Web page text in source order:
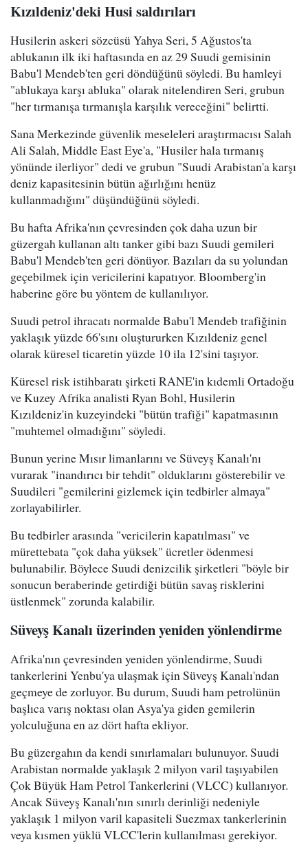
Kızıldeniz'deki Husi saldırıları
Husilerin askeri sözcüsü Yahya Seri, 5 Ağustos'ta
ablukanın ilk iki haftasında en az 29 Suudi gemisinin
Babu'l Mendeb'ten geri döndüğünü söyledi. Bu hamleyi
"ablukaya karşı abluka" olarak nitelendiren Seri, grubun
"her tırmanışa tırmanışla karşılık vereceğini" belirtti.
Sana Merkezinde güvenlik meseleleri araştırmacısı Salah
Ali Salah, Middle East Eye'a, "Husiler hala tırmanış
yönünde ilerliyor" dedi ve grubun "Suudi Arabistan'a karşı
deniz kapasitesinin bütün ağırlığını henüz
kullanmadığını" düşündüğünü söyledi.
Bu hafta Afrika'nın çevresinden çok daha uzun bir
güzergah kullanan altı tanker gibi bazı Suudi gemileri
Babu'l Mendeb'ten geri dönüyor. Bazıları da su yolundan
geçebilmek için vericilerini kapatıyor. Bloomberg'in
haberine göre bu yöntem de kullanılıyor.
Suudi petrol ihracatı normalde Babu'l Mendeb trafiğinin
yaklaşık yüzde 66'sını oluştururken Kızıldeniz genel
olarak küresel ticaretin yüzde 10 ila 12'sini taşıyor.
Küresel risk istihbaratı şirketi RANE'in kıdemli Ortadoğu
ve Kuzey Afrika analisti Ryan Bohl, Husilerin
Kızıldeniz'in kuzeyindeki "bütün trafiği" kapatmasının
"muhtemel olmadığını" söyledi.
Bunun yerine Mısır limanlarını ve Süveyş Kanalı'nı
vurarak "inandırıcı bir tehdit" olduklarını gösterebilir ve
Suudileri "gemilerini gizlemek için tedbirler almaya"
zorlayabilirler.
Bu tedbirler arasında "vericilerin kapatılması" ve
mürettebata "çok daha yüksek" ücretler ödenmesi
bulunabilir. Böylece Suudi denizcilik şirketleri "böyle bir
sonucun beraberinde getirdiği bütün savaş risklerini
üstlenmek" zorunda kalabilir.
Süveyş Kanalı üzerinden yeniden yönlendirme
Afrika'nın çevresinden yeniden yönlendirme, Suudi
tankerlerini Yenbu'ya ulaşmak için Süveyş Kanalı'ndan
geçmeye de zorluyor. Bu durum, Suudi ham petrolünün
başlıca varış noktası olan Asya'ya giden gemilerin
yolculuğuna en az dört hafta ekliyor.
Bu güzergahın da kendi sınırlamaları bulunuyor. Suudi
Arabistan normalde yaklaşık 2 milyon varil taşıyabilen
Çok Büyük Ham Petrol Tankerlerini (VLCC) kullanıyor.
Ancak Süveyş Kanalı'nın sınırlı derinliği nedeniyle
yaklaşık 1 milyon varil kapasiteli Suezmax tankerlerinin
veya kısmen yüklü VLCC'lerin kullanılması gerekiyor.